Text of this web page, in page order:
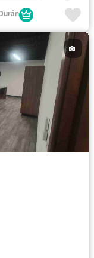
Aire acondicionado
verdes
Permite niños